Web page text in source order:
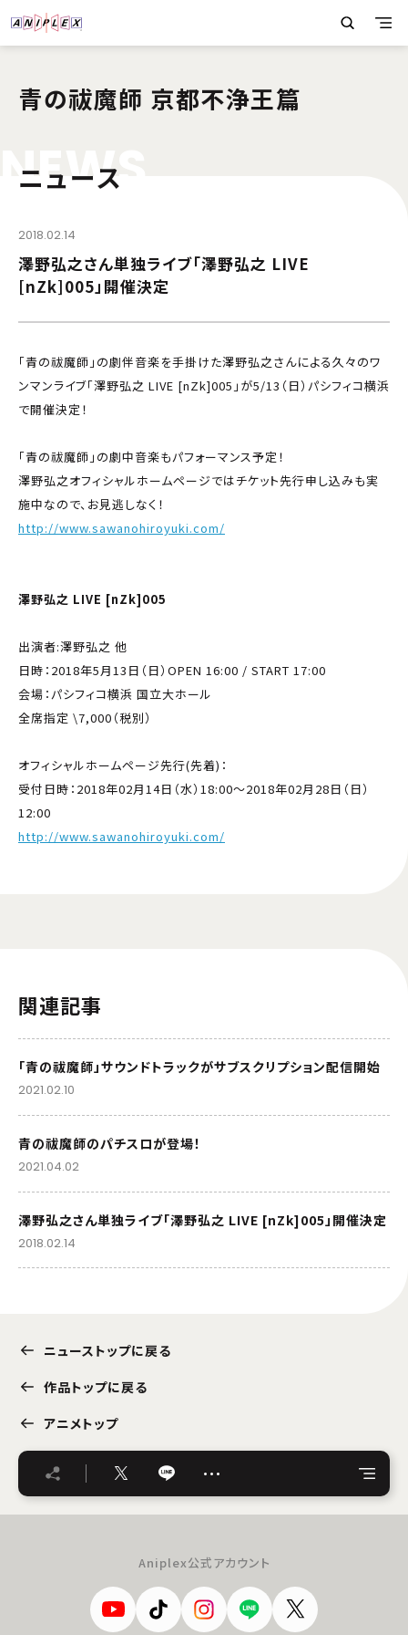
青の祓魔師 京都不浄王篇
NEWS
ニュース
2018.02.14
澤野弘之さん単独ライブ「澤野弘之 LIVE
[nZk]005」開催決定
「青の祓魔師」の劇伴音楽を手掛けた澤野弘之さんによる久々のワ
ンマンライブ「澤野弘之 LIVE [nZk]005」が5/13（日）パシフィコ横浜
で開催決定！
「青の祓魔師」の劇中音楽もパフォーマンス予定！
澤野弘之オフィシャルホームページではチケット先行申し込みも実
施中なので、お見逃しなく！
http://www.sawanohiroyuki.com/
澤野弘之 LIVE [nZk]005
出演者:澤野弘之 他
日時：2018年5月13日（日）OPEN 16:00 / START 17:00
会場：パシフィコ横浜 国立大ホール
全席指定 \7,000（税別）
オフィシャルホームページ先行(先着)：
受付日時：2018年02月14日（水）18:00～2018年02月28日（日）
12:00
http://www.sawanohiroyuki.com/
関連記事
「青の祓魔師」サウンドトラックがサブスクリプション配信開始
2021.02.10
青の祓魔師のパチスロが登場！
2021.04.02
澤野弘之さん単独ライブ「澤野弘之 LIVE [nZk]005」開催決定
2018.02.14
ニューストップに戻る
作品トップに戻る
アニメトップ
…
Aniplex公式アカウント